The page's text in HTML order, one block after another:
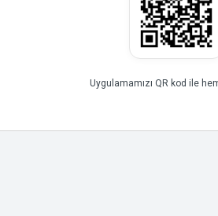
Uygulamamızı QR kod ile